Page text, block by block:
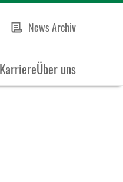
News Archiv
KarriereÜber uns